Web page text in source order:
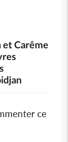
et Carême
ce